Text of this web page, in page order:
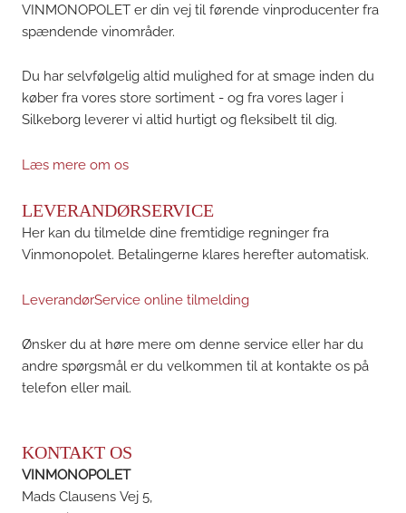
VINMONOPOLET er din vej til førende vinproducenter fra
spændende vinområder.
Du har selvfølgelig altid mulighed for at smage inden du
køber fra vores store sortiment - og fra vores lager i
Silkeborg leverer vi altid hurtigt og fleksibelt til dig.
Læs mere om os
LEVERANDØRSERVICE
Her kan du tilmelde dine fremtidige regninger fra
Vinmonopolet. Betalingerne klares herefter automatisk.
LeverandørService online tilmelding
Ønsker du at høre mere om denne service eller har du
andre spørgsmål er du velkommen til at kontakte os på
telefon eller mail.
KONTAKT OS
VINMONOPOLET
Mads Clausens Vej 5,